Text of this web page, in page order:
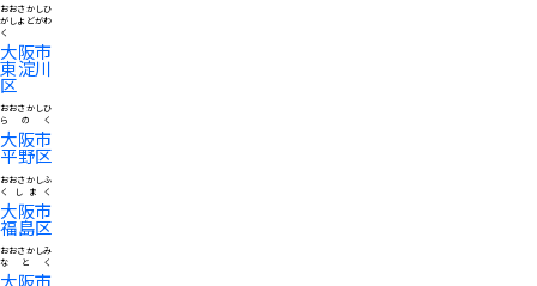
大阪市
東淀川
区
おおさかしひ
がしよどがわ
く
大阪市
平野区
おおさかしひ
らのく
大阪市
福島区
おおさかしふ
くしまく
大阪市
おおさかしみ
なとく